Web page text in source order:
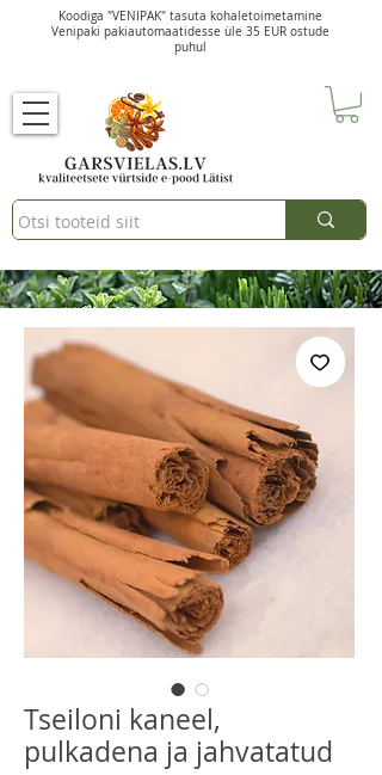
Koodiga "VENIPAK" tasuta kohaletoimetamine
Venipaki pakiautomaatidesse üle 35 EUR ostude
puhul
Tseiloni kaneel,
pulkadena ja jahvatatud